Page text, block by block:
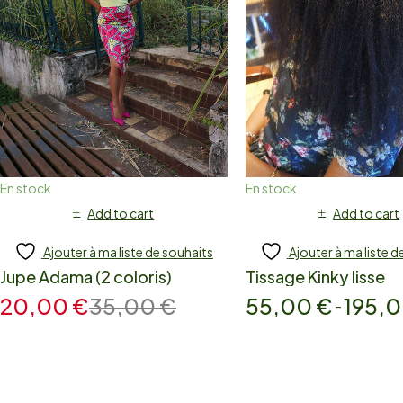
En stock
Add to cart
Ajouter à ma liste de souhaits
Jupe Adama (2 coloris)
35,00€
20,00 €
En stock
Add to cart
Ajouter à ma liste
Tissage Kinky lisse
55,00 € –